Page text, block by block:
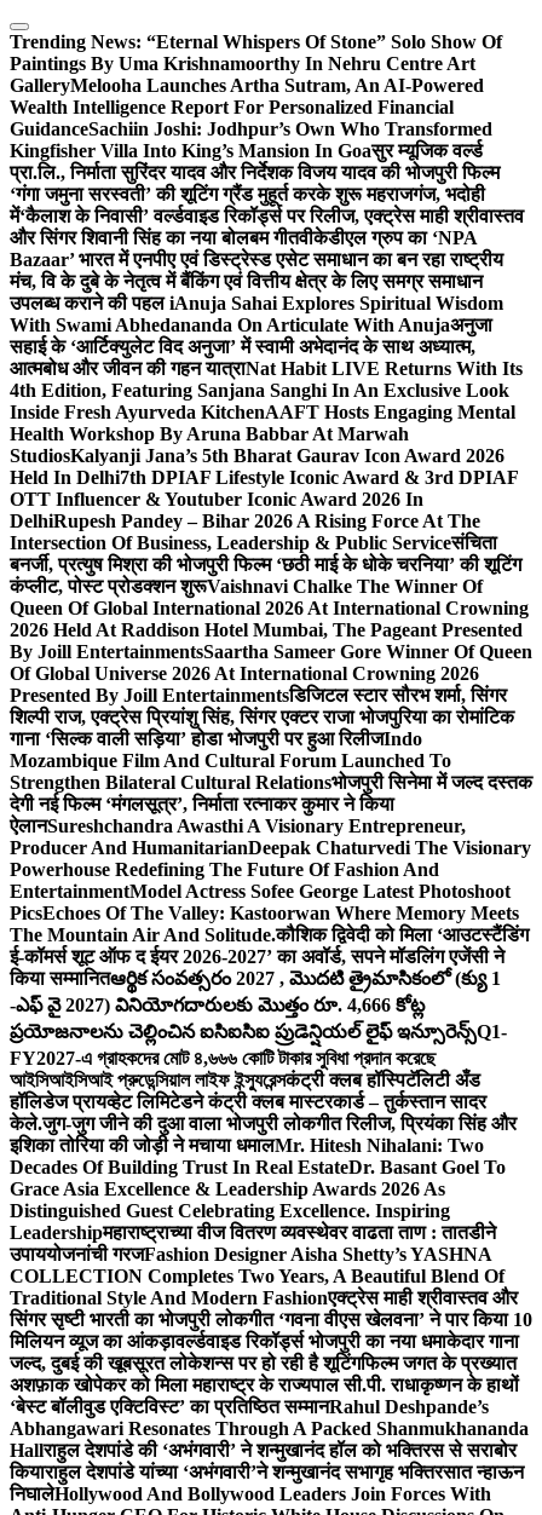
Skip
to
content
Trending News: “Eternal Whispers Of Stone” Solo Show Of
Paintings By Uma Krishnamoorthy In Nehru Centre Art
GalleryMelooha Launches Artha Sutram, An AI-Powered
Wealth Intelligence Report For Personalized Financial
GuidanceSachiin Joshi: Jodhpur’s Own Who Transformed
Kingfisher Villa Into King’s Mansion In Goaसुर म्यूजिक वर्ल्ड
प्रा.लि., निर्माता सुरिंदर यादव और निर्देशक विजय यादव की भोजपुरी फिल्म
‘गंगा जमुना सरस्वती’ की शूटिंग ग्रैंड मुहूर्त करके शुरू महराजगंज, भदोही
में‘कैलाश के निवासी’ वर्ल्डवाइड रिकॉर्ड्स पर रिलीज, एक्ट्रेस माही श्रीवास्तव
और सिंगर शिवानी सिंह का नया बोलबम गीतवीकेडीएल ग्रुप का ‘NPA
Bazaar’ भारत में एनपीए एवं डिस्ट्रेस्ड एसेट समाधान का बन रहा राष्ट्रीय
मंच, वि के दुबे के नेतृत्व में बैंकिंग एवं वित्तीय क्षेत्र के लिए समग्र समाधान
उपलब्ध कराने की पहल iAnuja Sahai Explores Spiritual Wisdom
With Swami Abhedananda On Articulate With Anujaअनुजा
सहाई के ‘आर्टिक्युलेट विद अनुजा’ में स्वामी अभेदानंद के साथ अध्यात्म,
आत्मबोध और जीवन की गहन यात्राNat Habit LIVE Returns With Its
4th Edition, Featuring Sanjana Sanghi In An Exclusive Look
Inside Fresh Ayurveda KitchenAAFT Hosts Engaging Mental
Health Workshop By Aruna Babbar At Marwah
StudiosKalyanji Jana’s 5th Bharat Gaurav Icon Award 2026
Held In Delhi7th DPIAF Lifestyle Iconic Award & 3rd DPIAF
OTT Influencer & Youtuber Iconic Award 2026 In
DelhiRupesh Pandey – Bihar 2026 A Rising Force At The
Intersection Of Business, Leadership & Public Serviceसंचिता
बनर्जी, प्रत्युष मिश्रा की भोजपुरी फिल्म ‘छठी माई के धोके चरनिया’ की शूटिंग
कंप्लीट, पोस्ट प्रोडक्शन शुरूVaishnavi Chalke The Winner Of
Queen Of Global International 2026 At International Crowning
2026 Held At Raddison Hotel Mumbai, The Pageant Presented
By Joill EntertainmentsSaartha Sameer Gore Winner Of Queen
Of Global Universe 2026 At International Crowning 2026
Presented By Joill Entertainmentsडिजिटल स्टार सौरभ शर्मा, सिंगर
शिल्पी राज, एक्ट्रेस प्रियांशु सिंह, सिंगर एक्टर राजा भोजपुरिया का रोमांटिक
गाना ‘सिल्क वाली सड़िया’ होडा भोजपुरी पर हुआ रिलीजIndo
Mozambique Film And Cultural Forum Launched To
Strengthen Bilateral Cultural Relationsभोजपुरी सिनेमा में जल्द दस्तक
देगी नई फिल्म ‘मंगलसूत्र’, निर्माता रत्नाकर कुमार ने किया
ऐलानSureshchandra Awasthi A Visionary Entrepreneur,
Producer And HumanitarianDeepak Chaturvedi The Visionary
Powerhouse Redefining The Future Of Fashion And
EntertainmentModel Actress Sofee George Latest Photoshoot
PicsEchoes Of The Valley: Kastoorwan Where Memory Meets
The Mountain Air And Solitude.कौशिक द्विवेदी को मिला ‘आउटस्टैंडिंग
ई-कॉमर्स शूट ऑफ द ईयर 2026-2027’ का अवॉर्ड, सपने मॉडलिंग एजेंसी ने
किया सम्मानितఆర్థిక సంవత్సరం 2027 , మొదటి త్రైమాసికంలో (క్యు 1
-ఎఫ్ వై 2027) వినియోగదారులకు మొత్తం రూ. 4,666 కోట్ల
ప్రయోజనాలను చెల్లించిన ఐసిఐసిఐ ప్రుడెన్షియల్ లైఫ్ ఇన్సూరెన్స్Q1-
FY2027-এ গ্রাহকদের মোট ৪,৬৬৬ কোটি টাকার সুবিধা প্রদান করেছে
আইসিআইসিআই প্রুডেন্সিয়াল লাইফ ইন্স্যুরেন্সकंट्री क्लब हॉस्पिटॅलिटी अँड
हॉलिडेज प्रायव्हेट लिमिटेडने कंट्री क्लब मास्टरकार्ड – तुर्कस्तान सादर
केले.जुग-जुग जीने की दुआ वाला भोजपुरी लोकगीत रिलीज, प्रियंका सिंह और
इशिका तोरिया की जोड़ी ने मचाया धमालMr. Hitesh Nihalani: Two
Decades Of Building Trust In Real EstateDr. Basant Goel To
Grace Asia Excellence & Leadership Awards 2026 As
Distinguished Guest Celebrating Excellence. Inspiring
Leadershipमहाराष्ट्राच्या वीज वितरण व्यवस्थेवर वाढता ताण : तातडीने
उपाययोजनांची गरजFashion Designer Aisha Shetty’s YASHNA
COLLECTION Completes Two Years, A Beautiful Blend Of
Traditional Style And Modern Fashionएक्ट्रेस माही श्रीवास्तव और
सिंगर सृष्टी भारती का भोजपुरी लोकगीत ‘गवना वीएस खेलवना’ ने पार किया 10
मिलियन व्यूज का आंकड़ावर्ल्डवाइड रिकॉर्ड्स भोजपुरी का नया धमाकेदार गाना
जल्द, दुबई की खूबसूरत लोकेशन्स पर हो रही है शूटिंगफिल्म जगत के प्रख्यात
अशफ़ाक खोपेकर को मिला महाराष्ट्र के राज्यपाल सी.पी. राधाकृष्णन के हाथों
‘बेस्ट बॉलीवुड एक्टिविस्ट’ का प्रतिष्ठित सम्मानRahul Deshpande’s
Abhangawari Resonates Through A Packed Shanmukhananda
Hallराहुल देशपांडे की ‘अभंगवारी’ ने शन्मुखानंद हॉल को भक्तिरस से सराबोर
कियाराहुल देशपांडे यांच्या ‘अभंगवारी’ने शन्मुखानंद सभागृह भक्तिरसात न्हाऊन
निघालेHollywood And Bollywood Leaders Join Forces With